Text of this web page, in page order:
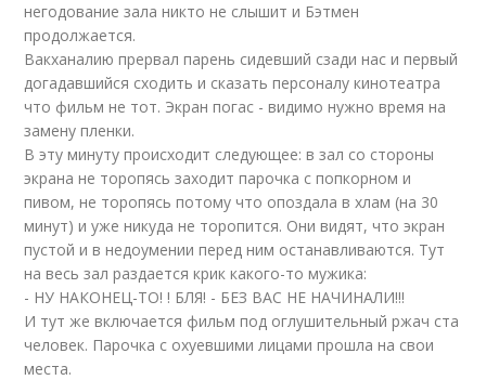
негодование зала никто не слышит и Бэтмен
продолжается.
Вакханалию прервал парень сидевший сзади нас и первый
догадавшийся сходить и сказать персоналу кинотеатра
что фильм не тот. Экран погас - видимо нужно время на
замену пленки.
В эту минуту происходит следующее: в зал со стороны
экрана не торопясь заходит парочка с попкорном и
пивом, не торопясь потому что опоздала в хлам (на 30
минут) и уже никуда не торопится. Они видят, что экран
пустой и в недоумении перед ним останавливаются. Тут
на весь зал раздается крик какого-то мужика:
- НУ НАКОНЕЦ-ТО! ! БЛЯ! - БЕЗ ВАС НЕ НАЧИНАЛИ!!!
И тут же включается фильм под оглушительный ржач ста
человек. Парочка с охуевшими лицами прошла на свои
места.